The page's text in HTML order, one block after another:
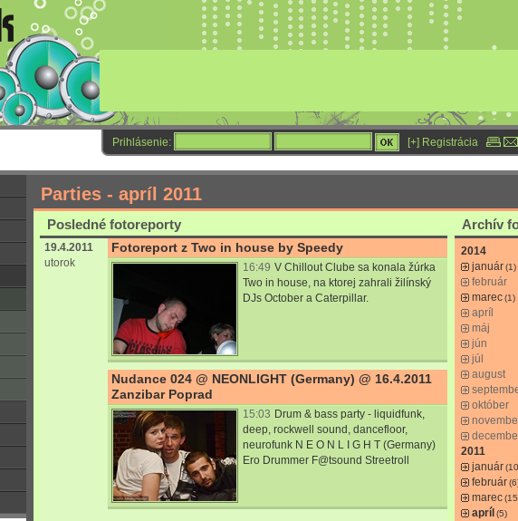
Prihlásenie: [+] Registrácia
Parties - apríl 2011
Posledné fotoreporty
19.4.2011
utorok
Fotoreport z Two in house by Speedy
16:49 V Chillout Clube sa konala žúrka
Two in house, na ktorej zahrali žilínský
DJs October a Caterpillar.
Nudance 024 @ NEONLIGHT (Germany) @ 16.4.2011
Zanzibar Poprad
15:03 Drum & bass party - liquidfunk,
deep, rockwell sound, dancefloor,
neurofunk N E O N L I G H T (Germany)
Ero Drummer F@tsound Streetroll
Archív
2014
január(1)
február
marec(1)
apríl
máj
jún
júl
august
október
2011
január
február
marec
apríl (5)